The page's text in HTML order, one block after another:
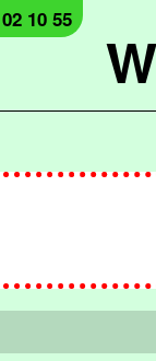
10 55